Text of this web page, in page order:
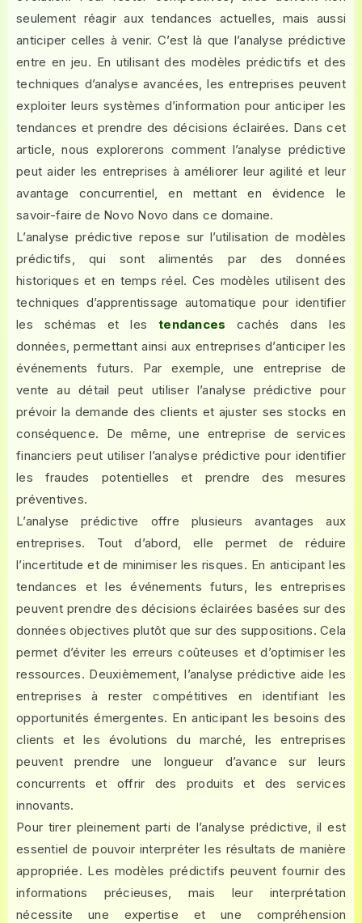
seulement réagir aux tendances actuelles, mais aussi
anticiper celles à venir. C’est là que l’analyse prédictive
entre en jeu. En utilisant des modèles prédictifs et des
techniques d’analyse avancées, les entreprises peuvent
exploiter leurs systèmes d’information pour anticiper les
tendances et prendre des décisions éclairées. Dans cet
article, nous explorerons comment l’analyse prédictive
peut aider les entreprises à améliorer leur agilité et leur
avantage concurrentiel, en mettant en évidence le
savoir-faire de Novo Novo dans ce domaine.
L’analyse prédictive repose sur l’utilisation de modèles
prédictifs, qui sont alimentés par des données
historiques et en temps réel. Ces modèles utilisent des
techniques d’apprentissage automatique pour identifier
les schémas et lestendances cachés dans les
données, permettant ainsi aux entreprises d’anticiper les
événements futurs. Par exemple, une entreprise de
vente au détail peut utiliser l’analyse prédictive pour
prévoir la demande des clients et ajuster ses stocks en
conséquence. De même, une entreprise de services
financiers peut utiliser l’analyse prédictive pour identifier
les fraudes potentielles et prendre des mesures
préventives.
L’analyse prédictive offre plusieurs avantages aux
entreprises. Tout d’abord, elle permet de réduire
l’incertitude et de minimiser les risques. En anticipant les
tendances et les événements futurs, les entreprises
peuvent prendre des décisions éclairées basées sur des
données objectives plutôt que sur des suppositions. Cela
permet d’éviter les erreurs coûteuses et d’optimiser les
ressources. Deuxièmement, l’analyse prédictive aide les
entreprises à rester compétitives en identifiant les
opportunités émergentes. En anticipant les besoins des
clients et les évolutions du marché, les entreprises
peuvent prendre une longueur d’avance sur leurs
concurrents et offrir des produits et des services
innovants.
Pour tirer pleinement parti de l’analyse prédictive, il est
essentiel de pouvoir interpréter les résultats de manière
appropriée. Les modèles prédictifs peuvent fournir des
informations précieuses, mais leur interprétation
nécessite une expertise et une compréhension